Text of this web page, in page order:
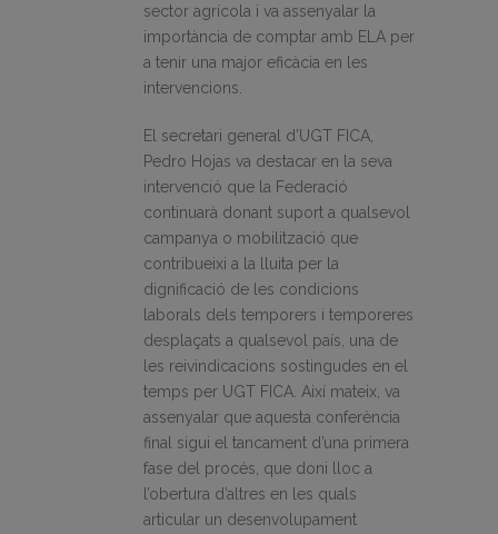
sector agrícola i va assenyalar la
importància de comptar amb ELA per
a tenir una major eficàcia en les
intervencions.
El secretari general d’UGT FICA,
Pedro Hojas va destacar en la seva
intervenció que la Federació
continuarà donant suport a qualsevol
campanya o mobilització que
contribueixi a la lluita per la
dignificació de les condicions
laborals dels temporers i temporeres
desplaçats a qualsevol país, una de
les reivindicacions sostingudes en el
temps per UGT FICA. Així mateix, va
assenyalar que aquesta conferència
final sigui el tancament d’una primera
fase del procés, que doni lloc a
l’obertura d’altres en les quals
articular un desenvolupament